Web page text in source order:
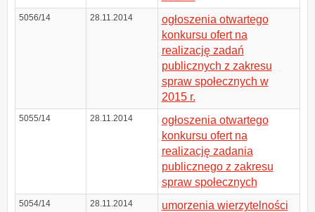
5056/14 28.11.2014
ogłoszenia otwartego
konkursu ofert na
realizację zadań
publicznych z zakresu
spraw społecznych w
2015 r.
5055/14 28.11.2014
ogłoszenia otwartego
konkursu ofert na
realizację zadania
publicznego z zakresu
spraw społecznych
5054/14 28.11.2014
umorzenia wierzytelności